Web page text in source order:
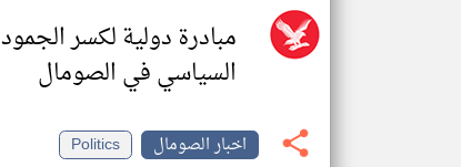
مبادرة دولية لكسر الجمود
السياسي في الصومال
اخبار الصومال
Politics